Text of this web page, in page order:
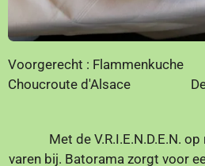
Voorgerecht :
Choucroute d'Alsace
Met de V.R.I.E.N.D.E.N. op
varen bij. Batorama zorgt